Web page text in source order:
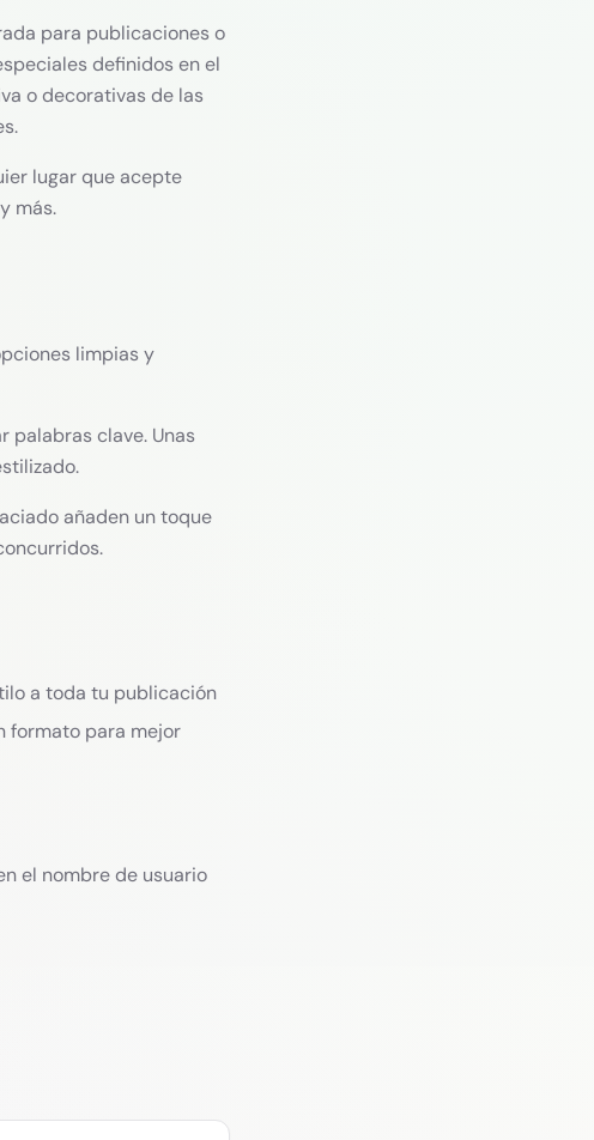
para publicaciones o
definidos en el
o decorativas de las
lugar que acepte
más.
limpias y
palabras clave. Unas
añaden un toque
a toda tu publicación
formato para mejor
el nombre de usuario